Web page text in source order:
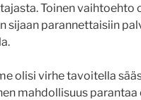
Toinen vaihtoehto
sijaan parannettaisiin
olisi virhe tavoitella
mahdollisuus